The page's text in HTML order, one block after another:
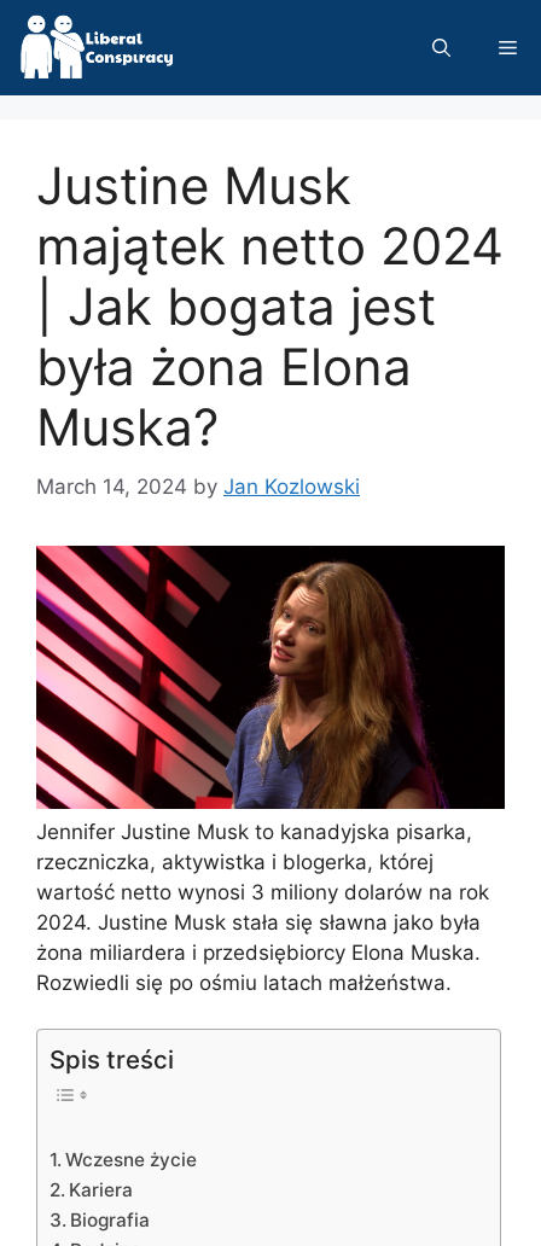
Skip
content
Justine Musk
majątek netto 2024
| Jak bogata jest
była żona Elona
Muska?
March 14, 2024 by Jan Kozlowski
Jennifer Justine Musk to kanadyjska pisarka,
rzeczniczka, aktywistka i blogerka, której
wartość netto wynosi 3 miliony dolarów na rok
2024. Justine Musk stała się sławna jako była
żona miliardera i przedsiębiorcy Elona Muska.
Rozwiedli się po ośmiu latach małżeństwa.
Spis treści
Wczesne życie
Kariera
Biografia